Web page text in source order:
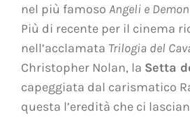
nel più famoso Angeli e
Più di recente per il cinema
nell’acclamata Trilogia del
Christopher Nolan, la Setta
capeggiata dal carismatico
questa l’eredità che ci